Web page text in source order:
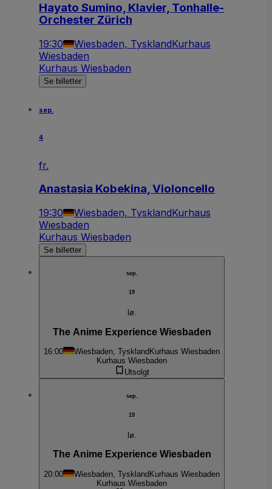
Hayato Sumino, Klavier, Tonhalle-
Orchester Zürich
19:30 Wiesbaden, TysklandKurhaus
Wiesbaden
Kurhaus Wiesbaden
Se billetter
sep.
4
fr.
Anastasia Kobekina, Violoncello
19:30 Wiesbaden, TysklandKurhaus
Wiesbaden
Kurhaus Wiesbaden
Se billetter
sep.
19
lø.
The Anime Experience Wiesbaden
16:00 Wiesbaden, Tyskland Kurhaus Wiesbaden
Kurhaus Wiesbaden
Utsolgt
sep.
19
lø.
The Anime Experience Wiesbaden
20:00 Wiesbaden, Tyskland Kurhaus Wiesbaden
Kurhaus Wiesbaden